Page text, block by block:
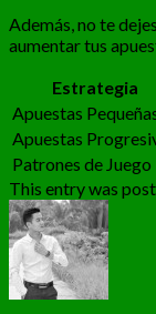
Además, no te
aumentar tus
Estrategia
Apuestas
Apuestas
Patrones de Juego
This entry was